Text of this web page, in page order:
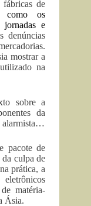
de
como os
jornadas e
denúncias
mostrar a
na
sobre a
da
alarmista…
pacote de
culpa de
prática, a
matéria-
Ásia.